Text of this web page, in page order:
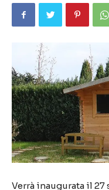
Verrà inaugurata il 27